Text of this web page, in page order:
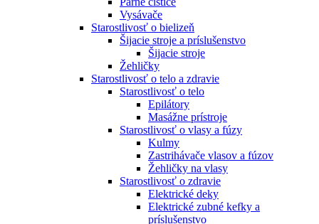
Vysávače
Starostlivosť o bielizeň
Šijacie stroje a príslušenstvo
Šijacie stroje
Žehličky
Starostlivosť o telo a zdravie
Starostlivosť o telo
Epilátory
Masážne prístroje
Starostlivosť o vlasy a fúzy
Kulmy
Zastrihávače vlasov a fúzov
Žehličky na vlasy
Starostlivosť o zdravie
Elektrické deky
Elektrické zubné kefky a
príslušenstvo